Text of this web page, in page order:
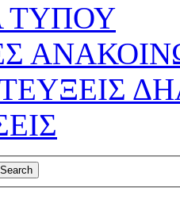
ΤΥΠΟΥ